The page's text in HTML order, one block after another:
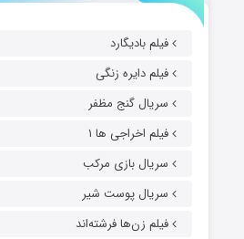
فیلم بادیگارد
فیلم دایره زنگی
سریال گنج مظفر
فیلم اخراجی ها ۱
سریال بازی مرکب
سریال پوست شیر
فیلم زن‌ها فرشته‌اند